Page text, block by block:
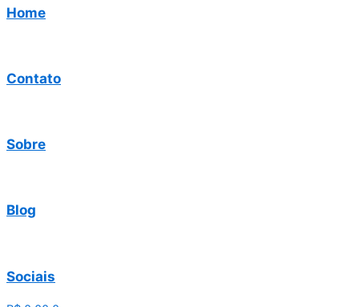
Home
Contato
Sobre
Blog
Sociais